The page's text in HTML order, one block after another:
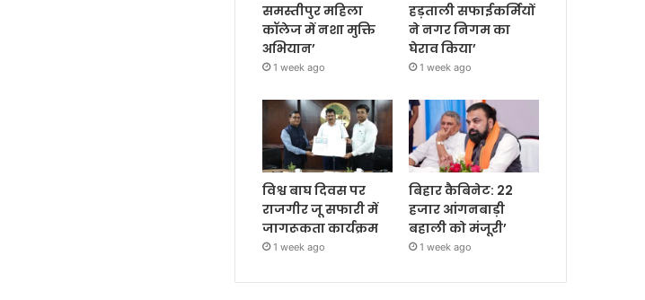
समस्तीपुर महिला
कॉलेज में नशा मुक्ति
अभियान’
1 week ago
हड़ताली सफाईकर्मियों
ने नगर निगम का
घेराव किया’
1 week ago
विश्व बाघ दिवस पर
राजगीर जू सफारी में
जागरूकता कार्यक्रम
1 week ago
बिहार कैबिनेट: 22
हजार आंगनबाड़ी
बहाली को मंजूरी’
1 week ago